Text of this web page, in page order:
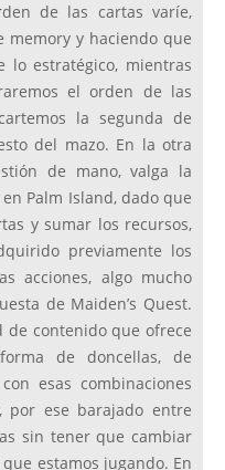
de las cartas varíe,
memory y haciendo que
estratégico, mientras
el orden de las
la segunda de
del mazo. En la otra
de mano, valga la
Palm Island, dado que
y sumar los recursos,
previamente los
acciones, algo mucho
de Maiden’s Quest.
de contenido que ofrece
de doncellas, de
esas combinaciones
por ese barajado entre
sin tener que cambiar
estamos jugando. En